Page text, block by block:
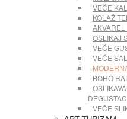
VEČE
KOLAŽ
OSLIKAJ
VEČE
VEČE
BOHO
VEČE